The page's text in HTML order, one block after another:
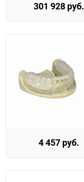
301 928 руб.
4 457 руб.